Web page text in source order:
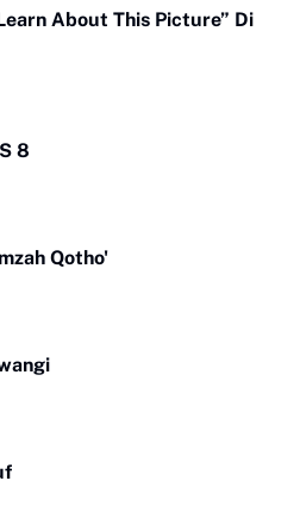
About This Picture” Di
8
Qotho'